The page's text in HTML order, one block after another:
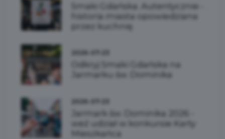
Smaki Gdańska. Autentycznie -
historia miasta opowiedziana
przez kuchnię
Odkryj Smaki Gdańska na
Jarmarku św. Dominika
Jarmark św. Dominika 2026 -
weź udział w konkursie Karty
Mieszkańca